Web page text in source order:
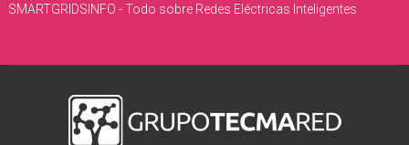
SMARTGRIDSINFO - Todo sobre Redes Eléctricas Inteligentes